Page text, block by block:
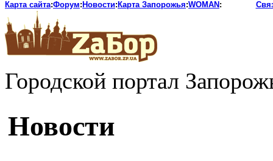
Карта сайта:Форум: Новости: Карта Запорожья:WOMAN :
Городской портал
Новости